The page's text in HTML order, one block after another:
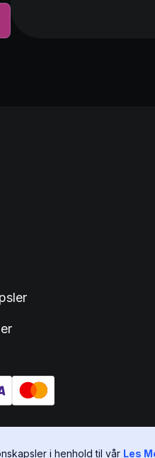
i henhold til vår Les